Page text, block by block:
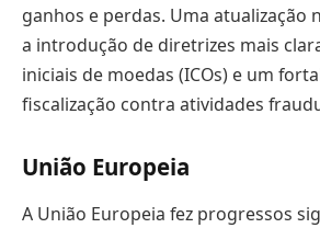
ganhos e perdas. Uma atualização
a introdução de diretrizes mais
iniciais de moedas (ICOs) e um
fiscalização contra atividades
União Europeia
A União Europeia fez progressos